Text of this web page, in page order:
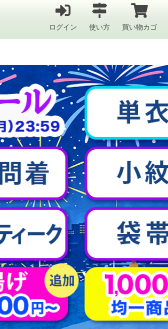
ログイン 使い方 買い物カゴ